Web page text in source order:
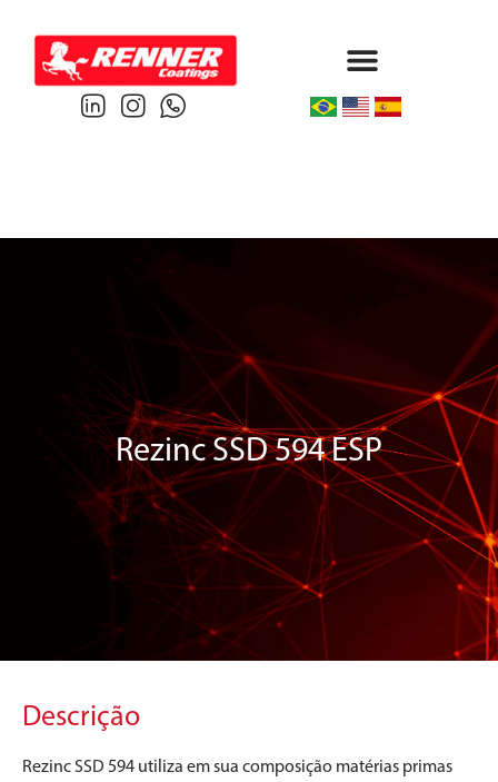
Rezinc SSD 594 ESP
Descrição
Rezinc SSD 594 utiliza em sua composição matérias primas